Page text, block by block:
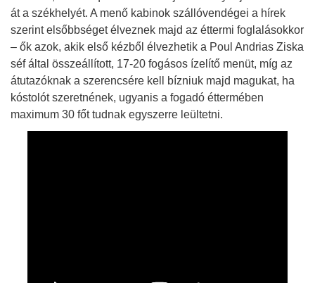
át a székhelyét. A menő kabinok szállóvendégei a hírek
szerint elsőbbséget élveznek majd az éttermi foglalásokkor
– ők azok, akik első kézből élvezhetik a Poul Andrias Ziska
séf által összeállított, 17-20 fogásos ízelítő menüt, míg az
átutazóknak a szerencsére kell bízniuk majd magukat, ha
kóstolót szeretnének, ugyanis a fogadó éttermében
maximum 30 főt tudnak egyszerre leültetni.